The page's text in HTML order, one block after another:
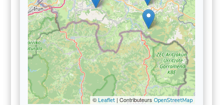
© Leaflet| Contributeurs OpenStreetMap